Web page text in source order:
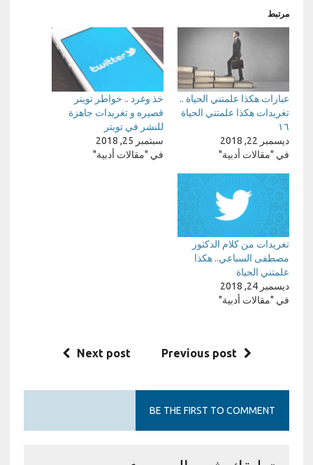
مرتبط
عبارات هكذا علمتني الحياة ..
تغريدات هكذا علمتني الحياة
١٦
ديسمبر 22, 2018
في "مقالات أدبية"
خذ وغرد .. خواطر تويتر
قصيره و تغريدات جاهزة
للنشر في تويتر
سبتمبر 25, 2018
في "مقالات أدبية"
تغريدات من كلام الدكتور
مصطفى السباعي.. هكذا
علمتني الحياة
ديسمبر 24, 2018
في "مقالات أدبية"
Previous post
Next post
BE THE FIRST TO COMMENT